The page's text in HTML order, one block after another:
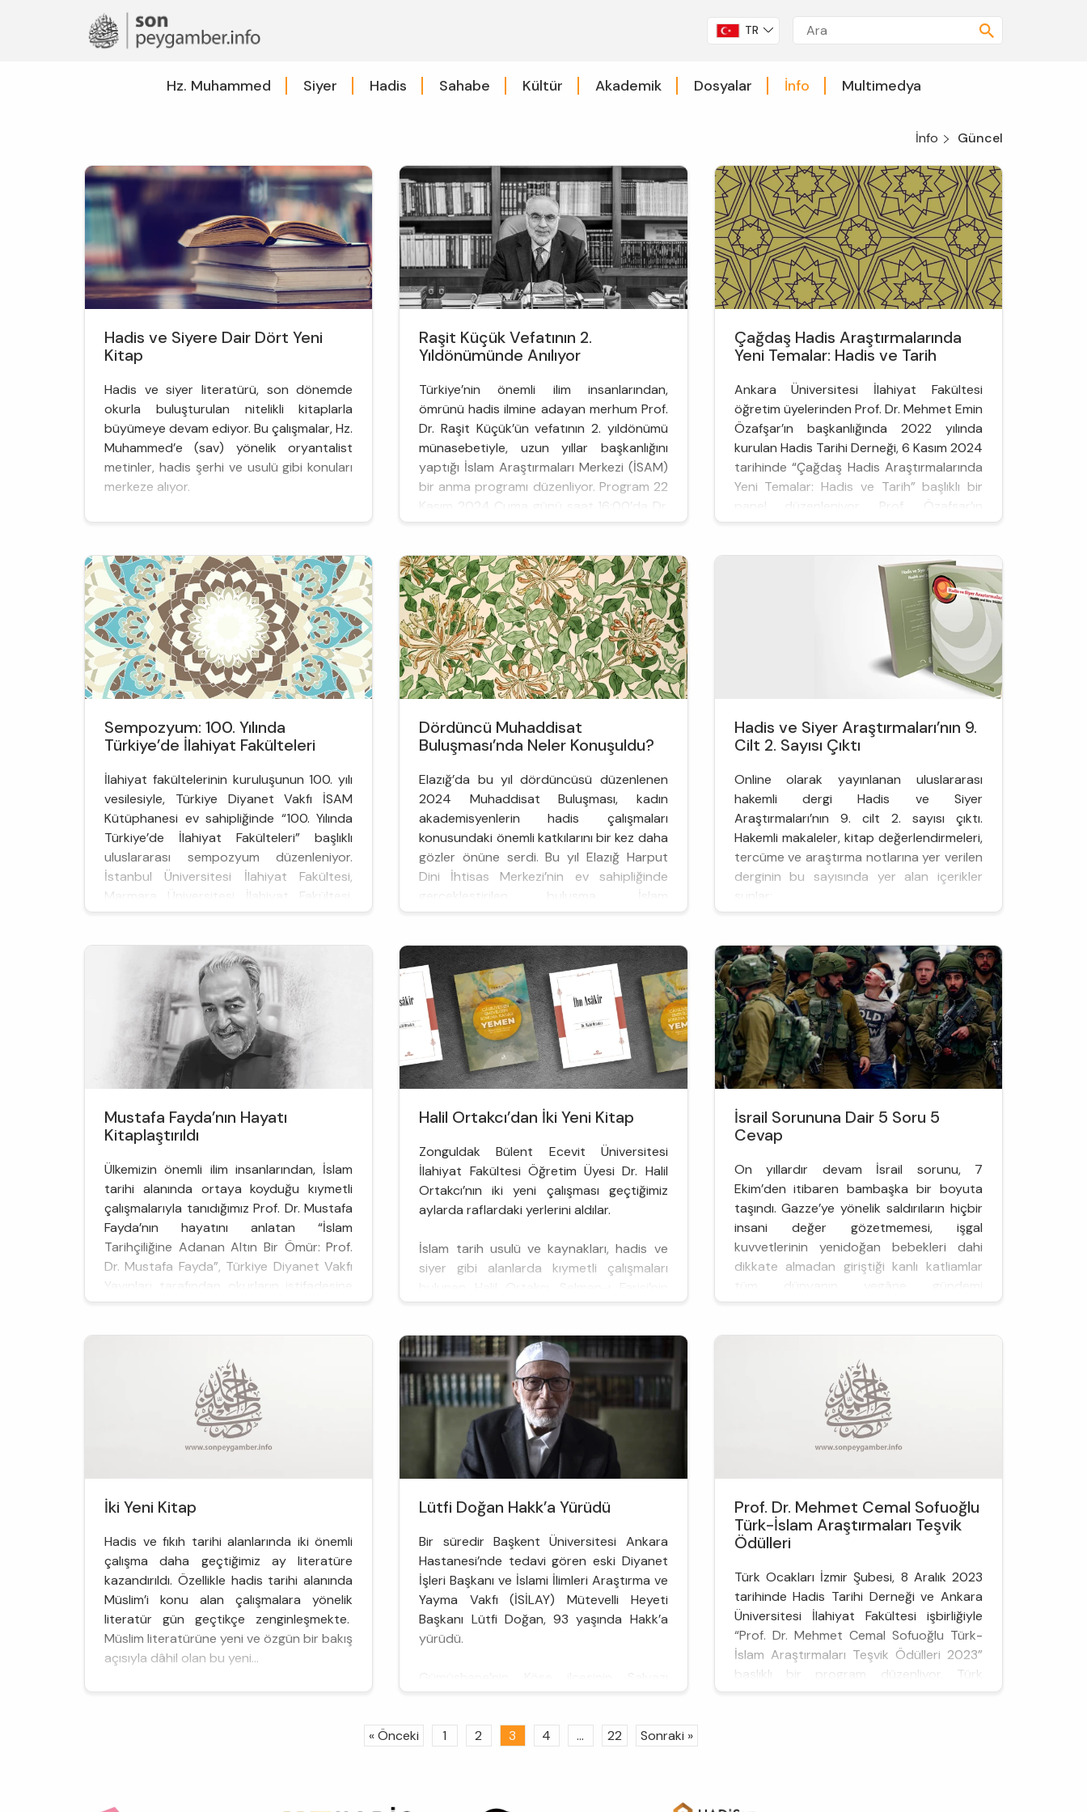
TR
Hz. Muhammed Siyer Hadis Sahabe Kültür Akademik Dosyalar İnfo Multimedya
İnfo Güncel
Hadis ve Siyere Dair Dört Yeni
Kitap
Hadis ve siyer literatürü, son dönemde
okurla buluşturulan nitelikli kitaplarla
büyümeye devam ediyor. Bu çalışmalar, Hz.
Muhammed’e (sav) yönelik oryantalist
metinler, hadis şerhi ve usulü gibi konuları
merkeze alıyor.
İlim Tarihinde Bir Kimliğin İzleri: Muhaddis
Söz konusu kitaplardan ilki, hadis tarihi ve
usulü, şerh ve haşiye alanlarında ortaya
koyduğu nitelikli çalışmalarıyla tanıdığımız
Eski...
Raşit Küçük Vefatının 2.
Yıldönümünde Anılıyor
Türkiye’nin önemli ilim insanlarından,
ömrünü hadis ilmine adayan merhum Prof.
Dr. Raşit Küçük’ün vefatının 2. yıldönümü
münasebetiyle, uzun yıllar başkanlığını
yaptığı İslam Araştırmaları Merkezi (İSAM)
bir anma programı düzenliyor. Program 22
Kasım 2024 Cuma günü saat 16:00’da Dr.
Tayyar Altıkulaç Konferans Salonu’nda
Moderatörlüğünü Prof. Dr. A. Hikmet
Atan’ın üstleneceği pr...
Çağdaş Hadis Araştırmalarında
Yeni Temalar: Hadis ve Tarih
Ankara Üniversitesi İlahiyat Fakültesi
öğretim üyelerinden Prof. Dr. Mehmet Emin
Özafşar’ın başkanlığında 2022 yılında
kurulan Hadis Tarihi Derneği, 6 Kasım 2024
tarihinde “Çağdaş Hadis Araştırmalarında
Yeni Temalar: Hadis ve Tarih” başlıklı bir
panel düzenleniyor. Prof. Özafşar’ın
moderatörlüğünde saat 14.00’te
Üniversitesi İlahiyat Fakültesi Yunus Emre
Sempozyum: 100. Yılında
Türkiye’de İlahiyat Fakülteleri
İlahiyat fakültelerinin kuruluşunun 100. yılı
vesilesiyle, Türkiye Diyanet Vakfı İSAM
Kütüphanesi ev sahipliğinde “100. Yılında
Türkiye’de İlahiyat Fakülteleri” başlıklı
uluslararası sempozyum düzenleniyor.
İstanbul Üniversitesi İlahiyat Fakültesi,
Marmara Üniversitesi İlahiyat Fakültesi,
Ankara Üniversitesi İlahiyat Fakültesi ve 29
ortaklığıyla düzenlenen sem...
Dördüncü Muhaddisat
Buluşması’nda Neler Konuşuldu?
Elazığ’da bu yıl dördüncüsü düzenlenen
2024 Muhaddisat Buluşması, kadın
akademisyenlerin hadis çalışmaları
konusundaki önemli katkılarını bir kez daha
gözler önüne serdi. Bu yıl Elazığ Harput
Dini İhtisas Merkezi’nin ev sahipliğinde
gerçekleştirilen buluşma, İslam
dünyasında hadis ilmine olan ilginin
21-24 Ağustos tarihleri arasında bu yıl
dördüncü gerçekleşen prog...
Hadis ve Siyer Araştırmaları’nın 9.
Cilt 2. Sayısı Çıktı
Online olarak yayınlanan uluslararası
hakemli dergi Hadis ve Siyer
Araştırmaları’nın 9. cilt 2. sayısı çıktı.
Hakemli makaleler, kitap değerlendirmeleri,
tercüme ve araştırma notlarına yer verilen
derginin bu sayısında yer alan içerikler
şunlar:
Emirhan Tambağ - Ignaz Goldziher ve
Muarızları: Goldziher’in Metodu, Bazı
Tezleri ve Bunlara Yöneltilen Eleştirilerin
Tahlili...
Mustafa Fayda’nın Hayatı
Kitaplaştırıldı
Ülkemizin önemli ilim insanlarından, İslam
tarihi alanında ortaya koyduğu kıymetli
çalışmalarıyla tanıdığımız Prof. Dr. Mustafa
Fayda’nın hayatını anlatan “İslam
Tarihçiliğine Adanan Altın Bir Ömür: Prof.
Dr. Mustafa Fayda”, Türkiye Diyanet Vakfı
Yayınları tarafından okurların istifadesine
sunuldu. Prof. Dr. Eyüp Baş ve Prof. Dr.
Halil Ortakcı’dan İki Yeni Kitap
Zonguldak Bülent Ecevit Üniversitesi
İlahiyat Fakültesi Öğretim Üyesi Dr. Halil
Ortakcı’nın iki yeni çalışması geçtiğimiz
aylarda raflardaki yerlerini aldılar.
İslam tarih usulü ve kaynakları, hadis ve
siyer gibi alanlarda kıymetli çalışmaları
hayatını konu edinen biyografik bir çalışma
Beyan Yayınları etiketiyle okuy...
İsrail Sorununa Dair 5 Soru 5
Cevap
On yıllardır devam İsrail sorunu, 7
Ekim’den itibaren bambaşka bir boyuta
taşındı. Gazze’ye yönelik saldırıların hiçbir
insani değer gözetmemesi, işgal
kuvvetlerinin yenidoğan bebekleri dahi
dikkate almadan giriştiği kanlı katliamlar
tüm dünyanın yegâne gündemi
durumunda uzun zamandır. Bu çerçevede,
bulunduğunu beş isme; Ciha...
İki Yeni Kitap
Hadis ve fıkıh tarihi alanlarında iki önemli
çalışma daha geçtiğimiz ay literatüre
kazandırıldı. Özellikle hadis tarihi alanında
Müslim’i konu alan çalışmalara yönelik
literatür gün geçtikçe zenginleşmekte.
Müslim literatürüne yeni ve özgün bir bakış
açısıyla dâhil olan bu yeni...
Lütfi Doğan Hakk’a Yürüdü
Bir süredir Başkent Üniversitesi Ankara
Hastanesi’nde tedavi gören eski Diyanet
İşleri Başkanı ve İslami İlimleri Araştırma ve
Yayma Vakfı (İSİLAY) Mütevelli Heyeti
Başkanı Lütfi Doğan, 93 yaşında Hakk’a
yürüdü.
köyünde 1930’da dünyaya gelen Doğan,
Kerim okumayı öğrendi. 1942’de dayısı
Prof. Dr. Mehmet Cemal Sofuoğlu
Türk-İslam Araştırmaları Teşvik
Ödülleri
Türk Ocakları İzmir Şubesi, 8 Aralık 2023
tarihinde Hadis Tarihi Derneği ve Ankara
Üniversitesi İlahiyat Fakültesi işbirliğiyle
“Prof. Dr. Mehmet Cemal Sofuoğlu Türk-
İslam Araştırmaları Teşvik Ödülleri 2023”
başlıklı bir program düzenliyor. Türk
Ocakları İzmir Şubesi tarafından 2014
« Önceki 1 2 3 4 ... 22 Sonraki »